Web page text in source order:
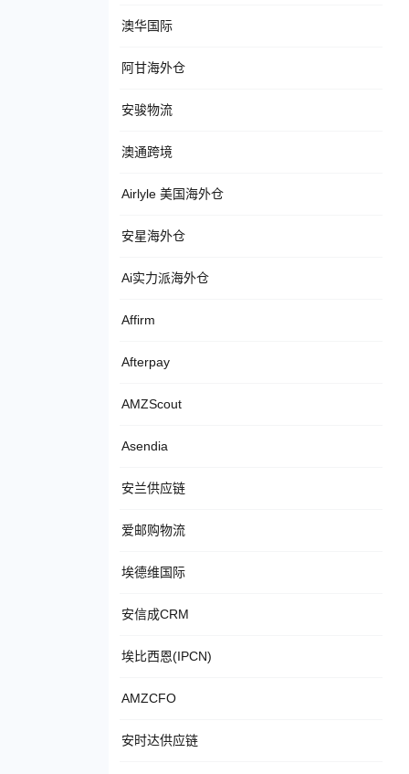
澳华国际
阿甘海外仓
安骏物流
澳通跨境
Airlyle 美国海外仓
安星海外仓
Ai实力派海外仓
Affirm
Afterpay
AMZScout
Asendia
安兰供应链
爱邮购物流
埃德维国际
安信成CRM
埃比西恩(IPCN)
AMZCFO
安时达供应链